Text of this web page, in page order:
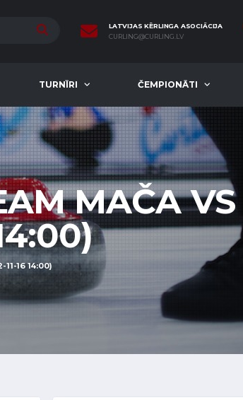
LATVIJAS KĒRLINGA ASOCIĀCIJA
CURLING@CURLING.LV
TURNĪRI ČEMPIONĀTI
MAČA VS
11-16 14:00)